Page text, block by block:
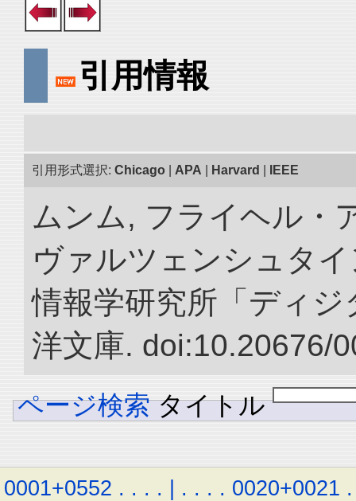
引用情報
引用形式選択: Chicago APA Harvard IEEE
ムンム, フライヘル・
ヴァルツェンシュタイ
情報学研究所「ディ
洋文庫. doi:10.20676/
ページ検索 タイトル
0001+0552 . . . . | . . . . 0020+0021 .